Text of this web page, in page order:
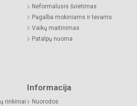
Neformalusis švietimas
Pagalba mokiniams ir tėvams
Vaikų maitinimas
Patalpų nuoma
rinkiniai
Informacija
Nuorodos